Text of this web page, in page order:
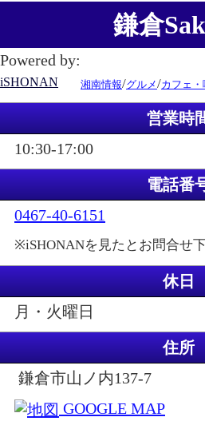
鎌倉
Powered by:
iSHONAN 湘南情報/グルメ/カフェ
営業時
10:30-17:00
電話番
0467-40-6151
※iSHONANを見たとお問合せ
休日
月・火曜日
住所
鎌倉市山ノ内137-7
GOOGLE MAP